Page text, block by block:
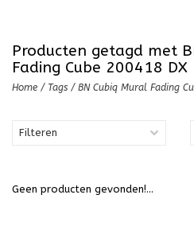
Producten getagd met
Fading Cube 200418 DX
Home / Tags / BN Cubiq Mural Fading
Filteren
Geen producten gevonden!...